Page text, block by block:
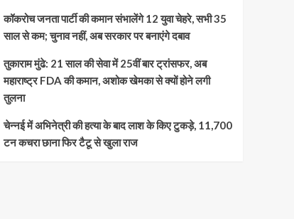
कॉकरोच जनता पार्टी की कमान संभालेंगे 12 युवा चेहरे, सभी 35
साल से कम; चुनाव नहीं, अब सरकार पर बनाएंगे दबाव
तुकाराम मुंढे: 21 साल की सेवा में 25वीं बार ट्रांसफर, अब
महाराष्ट्र FDA की कमान, अशोक खेमका से क्यों होने लगी
तुलना
चेन्नई में अभिनेत्री की हत्या के बाद लाश के किए टुकड़े, 11,700
टन कचरा छाना फिर टैटू से खुला राज